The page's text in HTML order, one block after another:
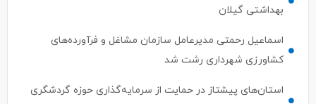
بهداشتی گیلان
اسماعیل رحمتی مدیرعامل سازمان مشاغل و فرآورده‌های
کشاورزی شهرداری رشت شد
استان‌های پیشتاز در حمایت از سرمایه‌گذاری حوزه گردشگری